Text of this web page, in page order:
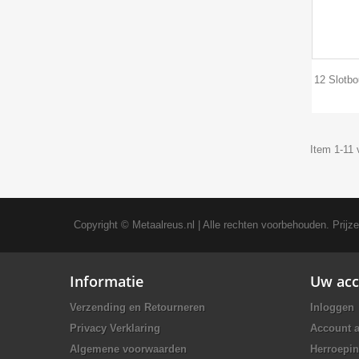
12
Item 1-
Copyright © Metaalreus.nl | Alle rechten voorbehouden.
Informatie
Verzending en Retourneren
Privacy Verklaring
Algemene voorwaarden
Uw
Inloggen
Account